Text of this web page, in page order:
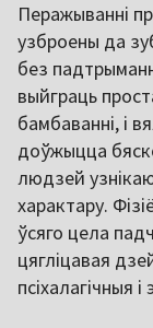
Перажыванні
узброены да
без
выйграць
бамбаванні, і
доўжыцца
людзей
характару.
ўсяго цела
цягліцавая
псіхалагічныя